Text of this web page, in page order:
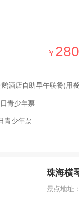
￥ 280
酒店自助早午联餐(用
青少年票
青少年票
珠海横
景点地址